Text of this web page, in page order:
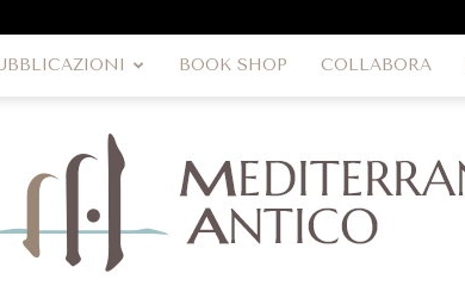
BOOK SHOP COLLABORA